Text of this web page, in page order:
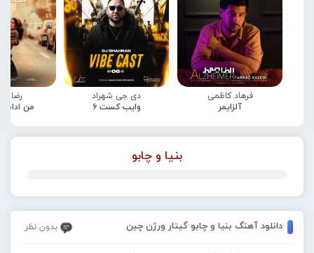
فرهاد کاظمی
آلزایمر
دی جی شهراد
وایب کست 6
رضا
من
بنیا و چابو
دانلود آهنگ بنیا و چابو گیتار ورژن چین بدون نظر